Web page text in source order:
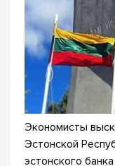
Экономисты
Эстонской
эстонского